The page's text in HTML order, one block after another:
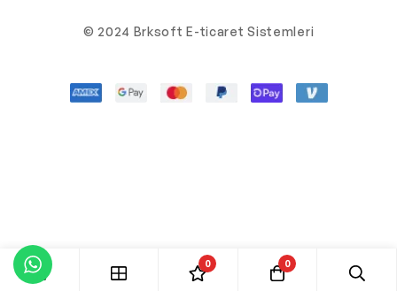
© 2024 Brksoft E-ticaret Sistemleri
0 0